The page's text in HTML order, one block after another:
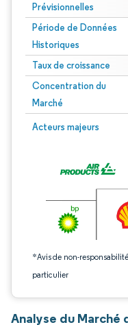
Prévisionnelles
Période de Données
Historiques
Taux de croissance
Concentration du
Marché
Acteurs majeurs
*Avis de non-
particulier
Image © Mordor
Analyse du Marché